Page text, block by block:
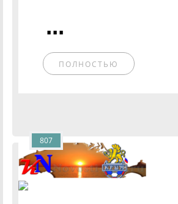
...
ПОЛНОСТЬЮ
807